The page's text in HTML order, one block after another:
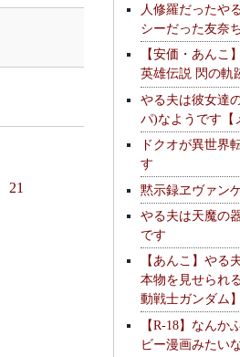
21
人修羅だったや
シーだった友奈
【安価・あんこ
英雄伝説 閃の軌
やる夫は彼女達
パ)なようです【
ドクオが異世界
す
黙示録ヱヴァン
やる夫は天魔の
です
【あんこ】やる
本物を見せられ
動戦士ガンダム】
【R-18】なんか
ビー漫画みたい